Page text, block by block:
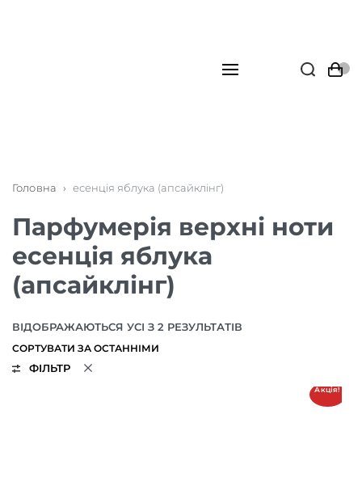
Головна › есенція яблука (апсайклінг)
Парфумерія верхні ноти
есенція яблука
(апсайклінг)
ВІДОБРАЖАЮТЬСЯ УСІ З 2 РЕЗУЛЬТАТІВ
ФІЛЬТР
Акція!